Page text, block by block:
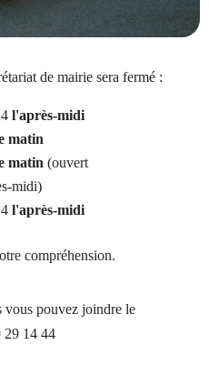
de mairie sera fermé :
l'après-midi
matin
matin (ouvert
midi)
l'après-midi
compréhension.
vous pouvez joindre le
29 14 44